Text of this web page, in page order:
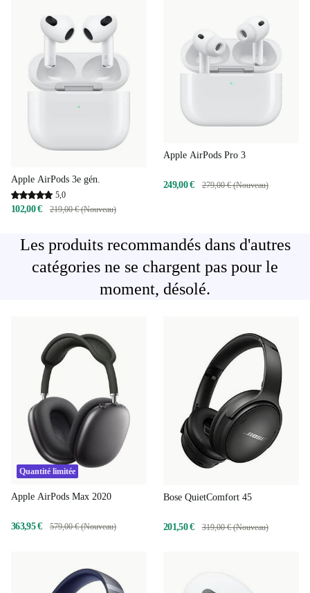
Apple AirPods 3e gén.
5,0
102,00 € 219,00 € (Nouveau)
Apple AirPods Pro 3
249,00 € 279,00 € (Nouveau)
Les produits recommandés dans d'autres
catégories ne se chargent pas pour le
moment, désolé.
Quantité limitée
Apple AirPods Max 2020
363,95 € 579,00 € (Nouveau)
Bose QuietComfort 45
201,50 € 319,00 € (Nouveau)